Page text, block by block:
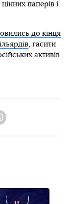
паперів і
до кінця
, гасити
активів.